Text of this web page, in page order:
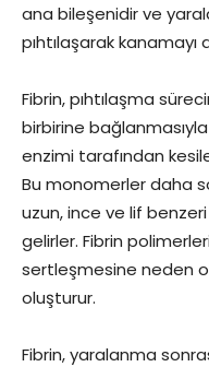
ana bileşenidir ve
pıhtılaşarak kanamayı
Fibrin, pıhtılaşma
birbirine
enzimi tarafından
Bu monomerler daha
uzun, ince ve lif
gelirler. Fibrin
sertleşmesine neden
oluşturur.
Fibrin, yaralanma